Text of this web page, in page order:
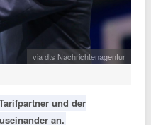
via dts Nachrichtenagentur
und der
an.